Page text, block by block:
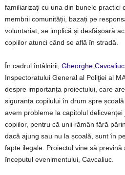
familiarizați cu una din bunele practici
membrii comunității, bazați pe
voluntariat, se implică și desfășoară
copiilor atunci când se află în stradă.
În cadrul întâlnirii, Gheorghe Cavcaliuc
Inspectoratului General al Poliţiei al
despre importanța proiectului, care
siguranța copilului în drum spre
avem probleme la capitolul
copiilor, pentru că unii rămân fără
dacă ajung sau nu la școală, sunt în
fapte ilegale. Proiectul vine să prevină
începutul evenimentului, Cavcaliuc.